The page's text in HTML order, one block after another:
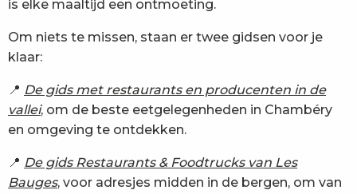
is elke maaltijd een ontmoeting.
Om niets te missen, staan er twee gidsen voor je
klaar:
📍 De gids met restaurants en producenten in de
vallei, om de beste eetgelegenheden in Chambéry
en omgeving te ontdekken.
📍 De gids Restaurants & Foodtrucks van Les
Bauges, voor adresjes midden in de bergen, om van